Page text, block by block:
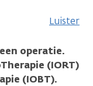
Luister
operatie.
(IORT)
(IOBT).